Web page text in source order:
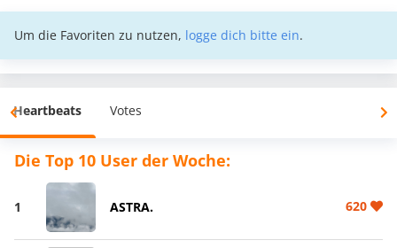
Um die Favoriten zu nutzen, logge dich bitte ein.
Heartbeats Votes
Die Top 10 User der Woche:
1 ASTRA. 620